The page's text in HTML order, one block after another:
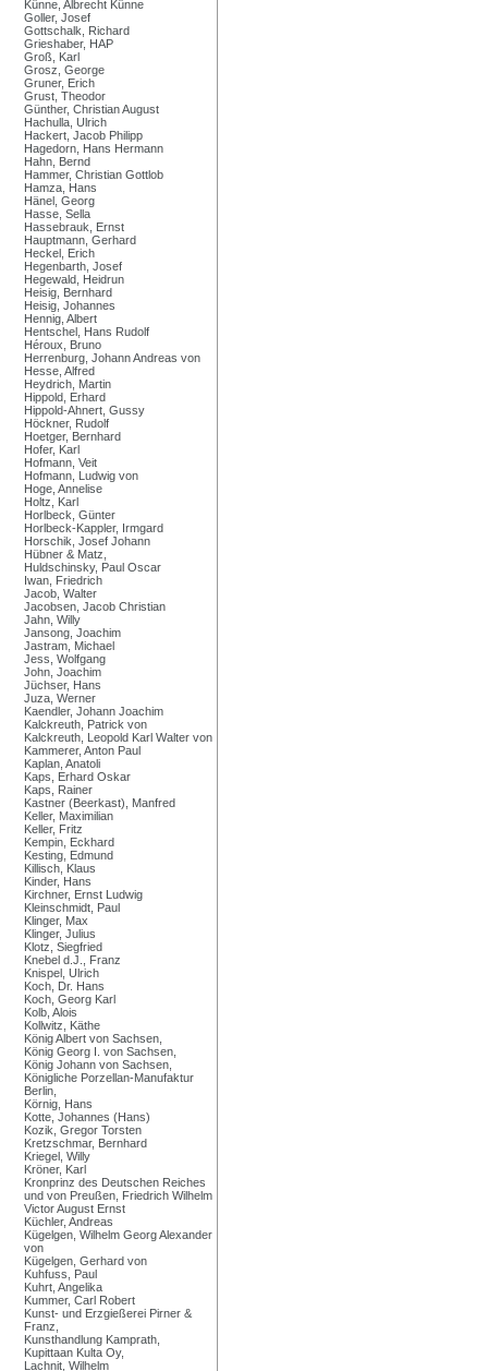
Künne, Albrecht Künne
Goller, Josef
Gottschalk, Richard
Grieshaber, HAP
Groß, Karl
Grosz, George
Gruner, Erich
Grust, Theodor
Günther, Christian August
Hachulla, Ulrich
Hackert, Jacob Philipp
Hagedorn, Hans Hermann
Hahn, Bernd
Hammer, Christian Gottlob
Hamza, Hans
Hänel, Georg
Hasse, Sella
Hassebrauk, Ernst
Hauptmann, Gerhard
Heckel, Erich
Hegenbarth, Josef
Hegewald, Heidrun
Heisig, Bernhard
Heisig, Johannes
Hennig, Albert
Hentschel, Hans Rudolf
Héroux, Bruno
Herrenburg, Johann Andreas von
Hesse, Alfred
Heydrich, Martin
Hippold, Erhard
Hippold-Ahnert, Gussy
Höckner, Rudolf
Hoetger, Bernhard
Hofer, Karl
Hofmann, Veit
Hofmann, Ludwig von
Hoge, Annelise
Holtz, Karl
Horlbeck, Günter
Horlbeck-Kappler, Irmgard
Horschik, Josef Johann
Hübner & Matz,
Huldschinsky, Paul Oscar
Iwan, Friedrich
Jacob, Walter
Jacobsen, Jacob Christian
Jahn, Willy
Jansong, Joachim
Jastram, Michael
Jess, Wolfgang
John, Joachim
Jüchser, Hans
Juza, Werner
Kaendler, Johann Joachim
Kalckreuth, Patrick von
Kalckreuth, Leopold Karl Walter von
Kammerer, Anton Paul
Kaplan, Anatoli
Kaps, Erhard Oskar
Kaps, Rainer
Kastner (Beerkast), Manfred
Keller, Maximilian
Keller, Fritz
Kempin, Eckhard
Kesting, Edmund
Killisch, Klaus
Kinder, Hans
Kirchner, Ernst Ludwig
Kleinschmidt, Paul
Klinger, Max
Klinger, Julius
Klotz, Siegfried
Knebel d.J., Franz
Knispel, Ulrich
Koch, Dr. Hans
Koch, Georg Karl
Kolb, Alois
Kollwitz, Käthe
König Albert von Sachsen,
König Georg I. von Sachsen,
König Johann von Sachsen,
Königliche Porzellan-Manufaktur
Berlin,
Körnig, Hans
Kotte, Johannes (Hans)
Kozik, Gregor Torsten
Kretzschmar, Bernhard
Kriegel, Willy
Kröner, Karl
Kronprinz des Deutschen Reiches
und von Preußen, Friedrich Wilhelm
Victor August Ernst
Küchler, Andreas
Kügelgen, Wilhelm Georg Alexander
von
Kügelgen, Gerhard von
Kuhfuss, Paul
Kuhrt, Angelika
Kummer, Carl Robert
Kunst- und Erzgießerei Pirner &
Franz,
Kunsthandlung Kamprath,
Kupittaan Kulta Oy,
Lachnit, Wilhelm